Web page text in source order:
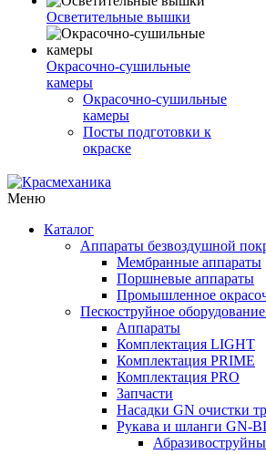
Осветительные вышки
Окрасочно-сушильные
камеры
Окрасочно-сушильные
камеры
Посты подготовки к
окраске
Меню
Каталог
Аппараты безвоздушной
Мембранные аппараты
Поршневые аппараты
Промышленное
Пескоструйное оборудование
Аппараты
Комплектация LIGHT
Комплектация PRIME
Комплектация PRO
Запчасти
Насадки GN очистки
Рукава и шланги GN-